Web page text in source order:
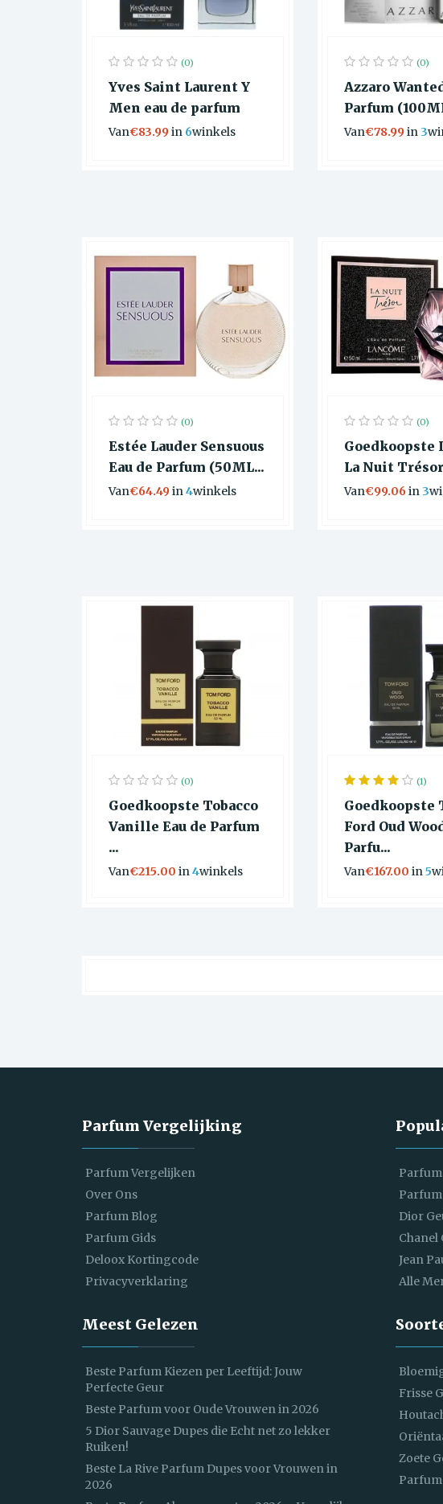
(0)
Yves Saint Laurent Y
Men eau de parfum
Van€83.99in 6winkels
(0)
Azzaro
Parfum
Van€78.99in 3
(0)
Estée Lauder Sensuous
Eau de Parfum (50ML...
Van€64.49in4winkels
(0)
Goedkoopste
La Nuit Trésor
Van€99.06in 3
(0)
Goedkoopste Tobacco
Vanille Eau de Parfum
...
Van€215.00 in4winkels
(1)
Goedkoopste
Ford Oud
Parfu...
Van€167.00 in5
Parfum Vergelijking
Parfum Vergelijken
Over Ons
Parfum Blog
Parfum Gids
Deloox Kortingcode
Privacyverklaring
Meest Gelezen
Beste Parfum Kiezen per Leeftijd: Jouw
Perfecte Geur
Beste Parfum voor Oude Vrouwen in 2026
5 Dior Sauvage Dupes die Echt net zo lekker
Ruiken!
Beste La Rive Parfum Dupes voor Vrouwen in
2026
Dior
Chanel
Jean
Alle
Frisse
Zoete